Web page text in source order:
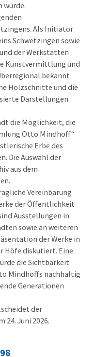
wurde.
Als Initiator
Schwetzingen sowie
der Werkstätten
Kunstvermittlung und
bekannt
Holzschnitte und die
Darstellungen
die Möglichkeit, die
Otto Mindhoff“
Erbe des
Die Auswahl der
aus dem
Vereinbarung
der Öffentlichkeit
Ausstellungen in
sowie an weiteren
der Werke in
Höfe diskutiert. Eine
die Sichtbarkeit
Mindhoffs nachhaltig
Generationen
der
24. Juni 2026.